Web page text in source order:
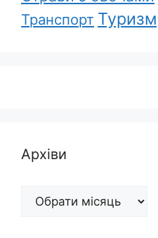
Транспорт Туризм
Архіви
Архіви